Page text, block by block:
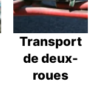
Transport
de deux-
roues